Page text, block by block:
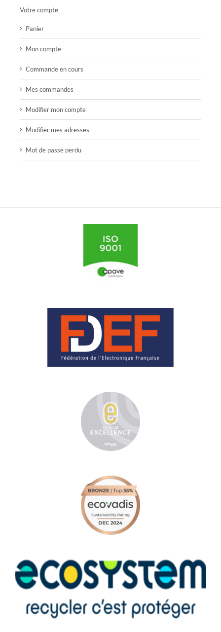
Votre compte
Panier
Mon compte
Commande en cours
Mes commandes
Modifier mon compte
Modifier mes adresses
Mot de passe perdu